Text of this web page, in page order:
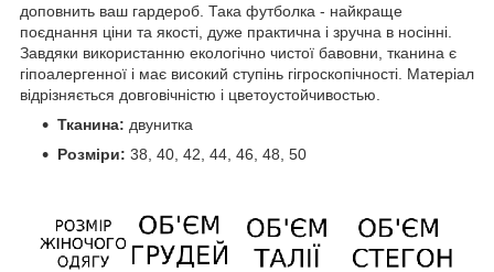
доповнить ваш гардероб. Така футболка - найкраще
поєднання ціни та якості, дуже практична і зручна в носінні.
Завдяки використанню екологічно чистої бавовни, тканина є
гіпоалергенної і має високий ступінь гігроскопічності. Матеріал
відрізняється довговічністю і цветоустойчивостью.
Тканина: двунитка
Розміри: 38, 40, 42, 44, 46, 48, 50